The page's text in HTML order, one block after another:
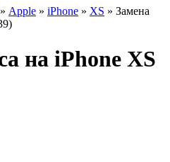
» Apple » iPhone » XS » Замена
на iPhone XS